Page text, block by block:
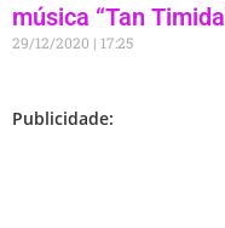
música “Tan
29/12/2020 17:25
Publicidade: